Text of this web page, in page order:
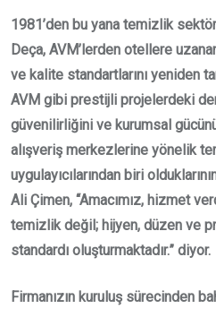
1981’den bu yana temizlik
Deça, AVM’lerden otellere
ve kalite standartlarını yeniden
AVM gibi prestijli projelerdeki
güvenilirliğini ve kurumsal
alışveriş merkezlerine yönelik
uygulayıcılarından biri
Ali Çimen, “Amacımız, hizmet
temizlik değil; hijyen, düzen ve
standardı oluşturmaktadır.” diyor.
Firmanızın kuruluş sürecinden